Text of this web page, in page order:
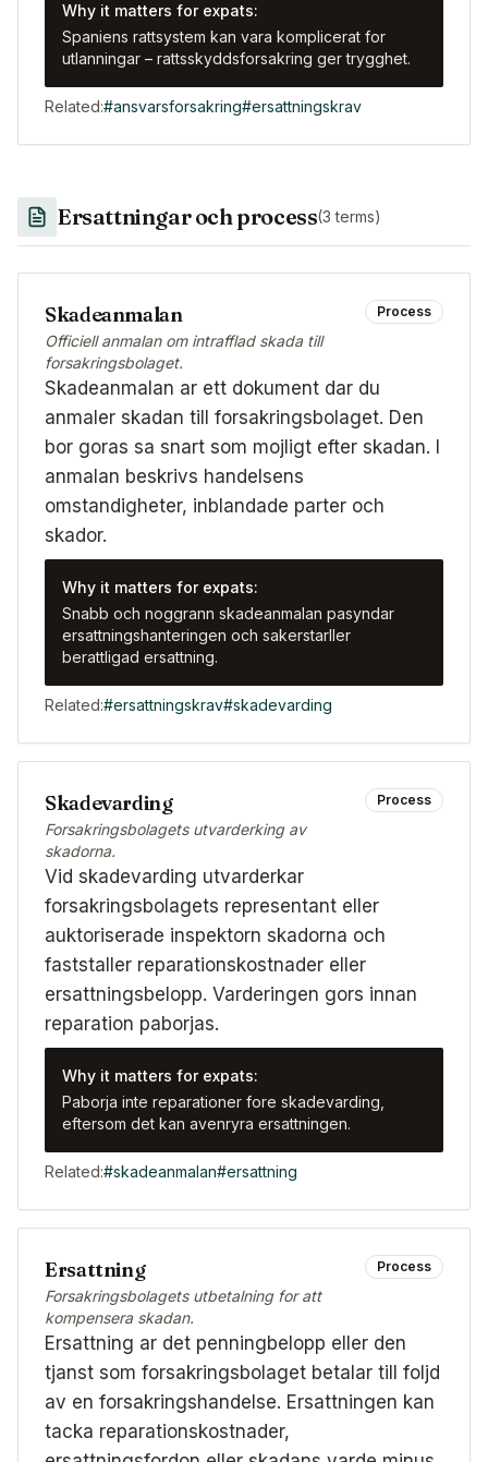
Why it matters for expats:
Spaniens rattsystem kan vara komplicerat for
utlanningar – rattsskyddsforsakring ger trygghet.
Related:#ansvarsforsakring#ersattningskrav
Ersattningar och process(3 terms)
Skadeanmalan
Officiell anmalan om intrafflad skada till
forsakringsbolaget.
Process
Skadeanmalan ar ett dokument dar du
anmaler skadan till forsakringsbolaget. Den
bor goras sa snart som mojligt efter skadan. I
anmalan beskrivs handelsens
omstandigheter, inblandade parter och
skador.
Why it matters for expats:
Snabb och noggrann skadeanmalan pasyndar
ersattningshanteringen och sakerstarller
berattligad ersattning.
Related:#ersattningskrav#skadevarding
Skadevarding
Forsakringsbolagets utvarderking av
skadorna.
Process
Vid skadevarding utvarderkar
forsakringsbolagets representant eller
auktoriserade inspektorn skadorna och
faststaller reparationskostnader eller
ersattningsbelopp. Varderingen gors innan
reparation paborjas.
Why it matters for expats:
Paborja inte reparationer fore skadevarding,
eftersom det kan avenryra ersattningen.
Related:#skadeanmalan#ersattning
Ersattning
Forsakringsbolagets utbetalning for att
kompensera skadan.
Process
Ersattning ar det penningbelopp eller den
tjanst som forsakringsbolaget betalar till foljd
av en forsakringshandelse. Ersattningen kan
tacka reparationskostnader,